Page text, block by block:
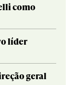
como
líder
geral